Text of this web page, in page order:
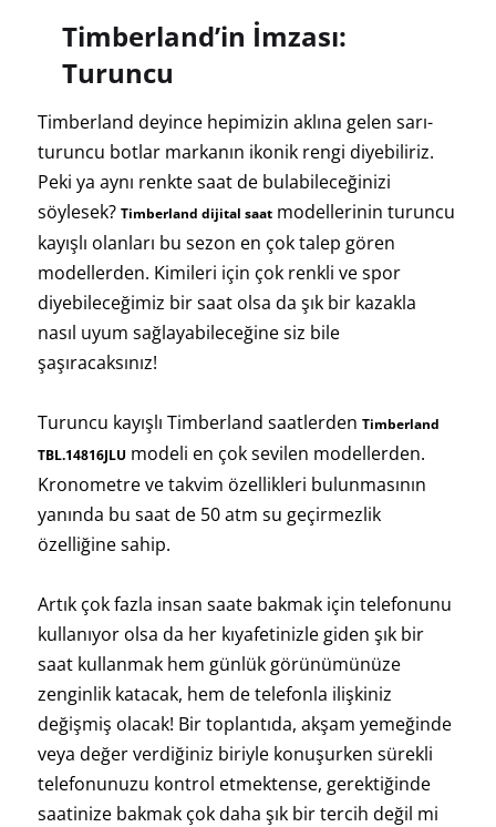
Timberland’in İmzası:
Turuncu
Timberland deyince hepimizin aklına gelen sarı-
turuncu botlar markanın ikonik rengi diyebiliriz.
Peki ya aynı renkte saat de bulabileceğinizi
söylesek? Timberland dijital saatmodellerinin turuncu
kayışlı olanları bu sezon en çok talep gören
modellerden. Kimileri için çok renkli ve spor
diyebileceğimiz bir saat olsa da şık bir kazakla
nasıl uyum sağlayabileceğine siz bile
şaşıracaksınız!
Turuncu kayışlı Timberland saatlerden Timberland
TBL.14816JLU modeli en çok sevilen modellerden.
Kronometre ve takvim özellikleri bulunmasının
yanında bu saat de 50 atm su geçirmezlik
özelliğine sahip.
Artık çok fazla insan saate bakmak için telefonunu
kullanıyor olsa da her kıyafetinizle giden şık bir
saat kullanmak hem günlük görünümünüze
zenginlik katacak, hem de telefonla ilişkiniz
değişmiş olacak! Bir toplantıda, akşam yemeğinde
veya değer verdiğiniz biriyle konuşurken sürekli
telefonunuzu kontrol etmektense, gerektiğinde
saatinize bakmak çok daha şık bir tercih değil mi